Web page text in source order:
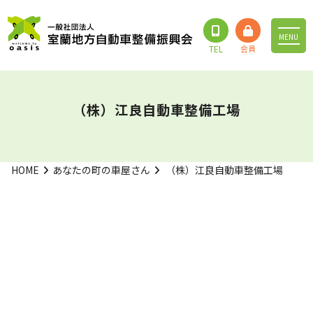
MENU
（株）江良自動車整備工場
HOME あなたの町の車屋さん （株）江良自動車整備工場